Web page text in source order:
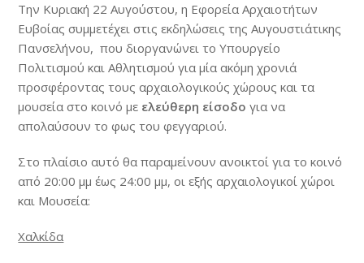
Την Κυριακή 22 Αυγούστου, η Εφορεία Αρχαιοτήτων
Ευβοίας συμμετέχει στις εκδηλώσεις της Αυγουστιάτικης
Πανσελήνου, που διοργανώνει το Υπουργείο
Πολιτισμού και Αθλητισμού για μία ακόμη χρονιά
προσφέροντας τους αρχαιολογικούς χώρους και τα
μουσεία στο κοινό με ελεύθερη είσοδο για να
απολαύσουν το φως του φεγγαριού.
Στο πλαίσιο αυτό θα παραμείνουν ανοικτοί για το κοινό
από 20:00 μμ έως 24:00 μμ, οι εξής αρχαιολογικοί χώροι
και Μουσεία:
Χαλκίδα